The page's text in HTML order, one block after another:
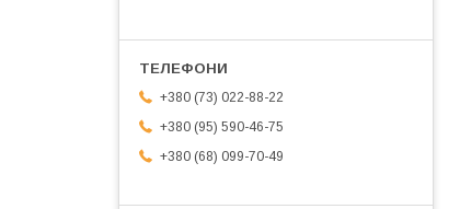
+380 (73) 022-88-22
+380 (95) 590-46-75
+380 (68) 099-70-49